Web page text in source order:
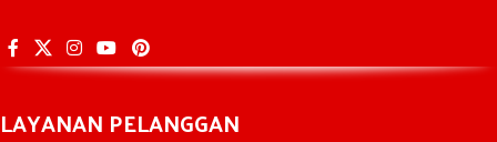
LAYANAN PELANGGAN